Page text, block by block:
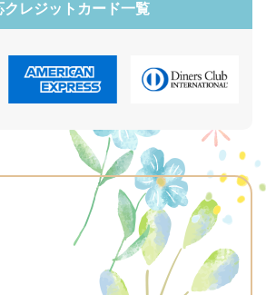
クレジットカード一覧